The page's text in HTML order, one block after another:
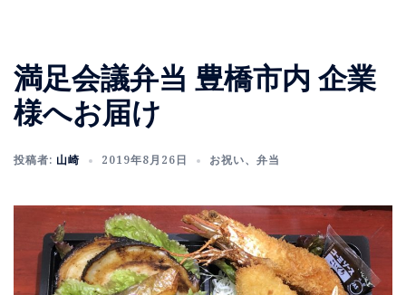
満足会議弁当 豊橋市内 企業
様へお届け
投稿者: 山崎 2019年8月26日 お祝い、 弁当